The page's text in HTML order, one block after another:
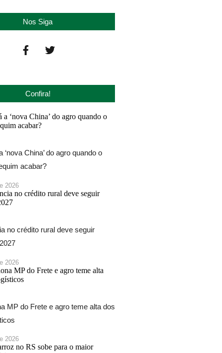
Nos Siga
Confira!
‘nova China’ do agro quando o
acabar?
2026
no crédito rural deve seguir
2026
MP do Frete e agro teme alta dos
2026